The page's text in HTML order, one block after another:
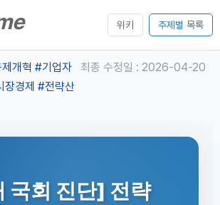
위키 주제별 목록
개혁 #기업자
장경제 #전략산
최종 수정일 : 2026-04-20
국회 진단] 전략